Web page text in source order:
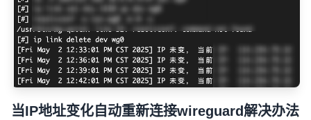
当IP地址变化自动重新连接wireguard解决办法